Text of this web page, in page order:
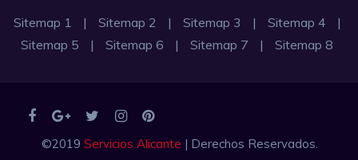
Sitemap 1 | Sitemap 2 | Sitemap 3 | Sitemap 4
|
Sitemap 5
| Sitemap 6 | Sitemap 7 | Sitemap 8
©2019 Servicios Alicante | Derechos Reservados.